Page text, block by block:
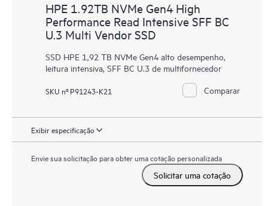
HPE 1.92TB NVMe Gen4 High
Performance Read Intensive SFF BC
U.3 Multi Vendor SSD
SSD HPE 1,92 TB NVMe Gen4 alto desempenho,
leitura intensiva, SFF BC U.3 de multifornecedor
SKU nº P91243-K21 Comparar
Exibir especificação
Envie sua solicitação para obter uma cotação personalizada
Solicitar uma cotação